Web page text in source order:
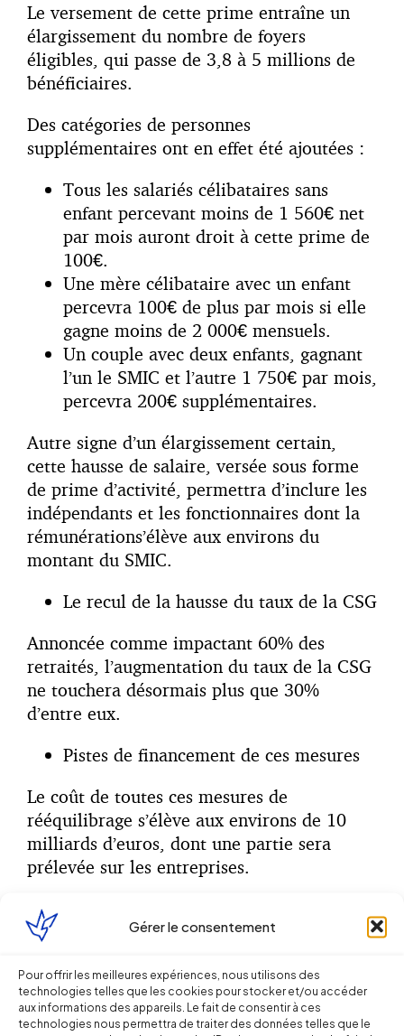
Gérer le consentement
Pour offrir les meilleures expériences, nous utilisons des
technologies telles que les cookies pour stocker et/ou accéder
aux informations des appareils. Le fait de consentir à ces
technologies nous permettra de traiter des données telles que le
Le versement de cette prime entraîne un
élargissement du nombre de foyers
éligibles, qui passe de 3,8 à 5 millions de
bénéficiaires.
Des catégories de personnes
supplémentaires ont en effet été ajoutées :
Tous les salariés célibataires sans
enfant percevant moins de 1 560€ net
par mois auront droit à cette prime de
100€.
Une mère célibataire avec un enfant
percevra 100€ de plus par mois si elle
gagne moins de 2 000€ mensuels.
Un couple avec deux enfants, gagnant
l’un le SMIC et l’autre 1 750€ par mois,
percevra 200€ supplémentaires.
Autre signe d’un élargissement certain,
cette hausse de salaire, versée sous forme
de prime d’activité, permettra d’inclure les
indépendants et les fonctionnaires dont la
rémunérations’élève aux environs du
montant du SMIC.
Le recul de la hausse du taux de la CSG
Annoncée comme impactant 60% des
retraités, l’augmentation du taux de la CSG
ne touchera désormais plus que 30%
d’entre eux.
Pistes de financement de ces mesures
Le coût de toutes ces mesures de
rééquilibrage s’élève aux environs de 10
milliards d’euros, dont une partie sera
prélevée sur les entreprises.
Quelques pistes ont été abordées par le
Premier Ministre :
Une restriction concernant la
diminution annoncée du taux d’impôt
sur les sociétés. Il passerait de 33 à